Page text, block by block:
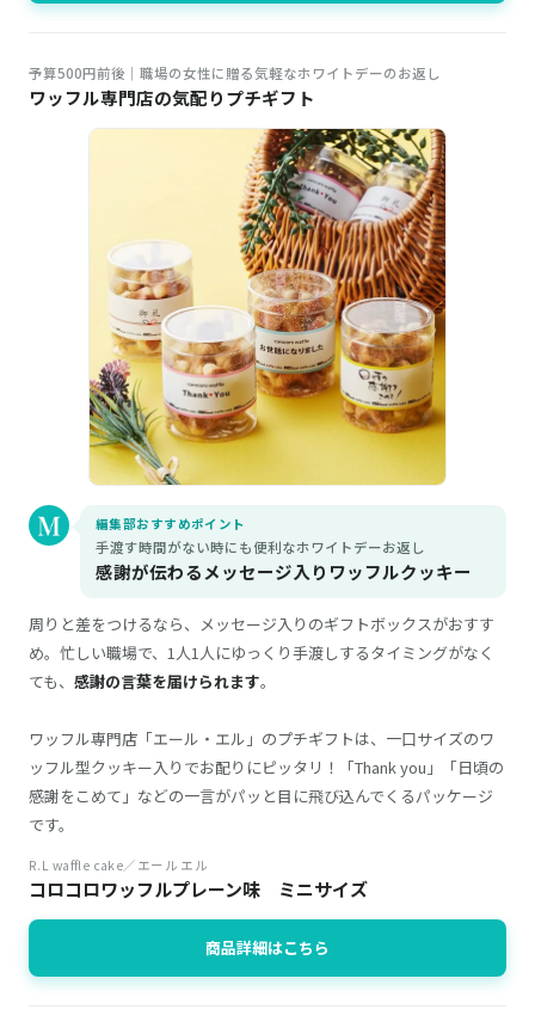
予算500円前後｜職場の女性に贈る気軽なホワイトデーのお返し
ワッフル専門店の気配りプチギフト
編集部おすすめポイント
手渡す時間がない時にも便利なホワイトデーお返し
感謝が伝わるメッセージ入りワッフルクッキー
周りと差をつけるなら、メッセージ入りのギフトボックスがおすす
め。忙しい職場で、1人1人にゆっくり手渡しするタイミングがなく
ても、 感謝の言葉を届けられます。
ワッフル専門店「エール・エル」のプチギフトは、一口サイズのワ
ッフル型クッキー入りでお配りにピッタリ！「Thank you」「日頃の
感謝をこめて」などの一言がパッと目に飛び込んでくるパッケージ
です。
R.L waffle cake／エール エル
コロコロワッフルプレーン味 ミニサイズ
商品詳細はこちら